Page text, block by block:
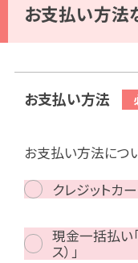
お支払い方法
お支払い方法
お支払い方法につ
クレジットカ
現金一括払い
ス）」